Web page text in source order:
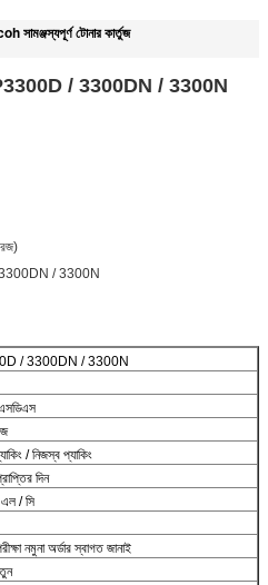
সামঞ্জস্যপূর্ণ টোনার কার্তুজ
/ 3300DN / 3300N
/ 3300DN / 3300N
/ 3300DN / 3300N
/ নিজস্ব প্যাকিং
দিন
এল / সি
নমুনা অর্ডার স্বাগত জানাই